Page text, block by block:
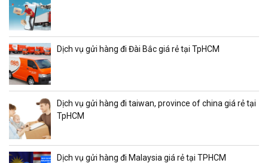
Dịch vụ gửi hàng đi Đài Bắc giá rẻ tại TpHCM
Dịch vụ gửi hàng đi taiwan, province of china giá rẻ tại
TpHCM
Dịch vụ gửi hàng đi Malaysia giá rẻ tại TPHCM